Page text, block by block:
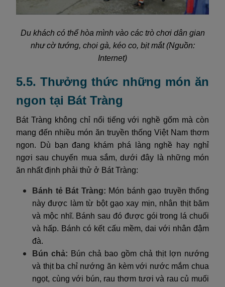
Du khách có thể hòa mình vào các trò chơi dân gian
như cờ tướng, chọi gà, kéo co, bịt mắt (Nguồn:
Internet)
5.5. Thưởng thức những món ăn
ngon tại Bát Tràng
Bát Tràng không chỉ nổi tiếng với nghề gốm mà còn
mang đến nhiều món ăn truyền thống Việt Nam thơm
ngon. Dù bạn đang khám phá làng nghề hay nghỉ
ngơi sau chuyến mua sắm, dưới đây là những món
ăn nhất định phải thử ở Bát Tràng:
Bánh tẻ Bát Tràng: Món bánh gạo truyền thống
này được làm từ bột gạo xay mịn, nhân thịt băm
và mộc nhĩ. Bánh sau đó được gói trong lá chuối
và hấp. Bánh có kết cấu mềm, dai với nhân đậm
đà.
Bún chả: Bún chả bao gồm chả thịt lợn nướng
và thịt ba chỉ nướng ăn kèm với nước mắm chua
ngọt, cùng với bún, rau thơm tươi và rau củ muối